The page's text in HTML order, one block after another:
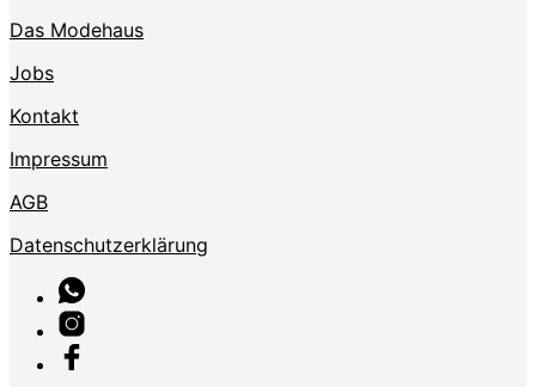
Das Modehaus
Jobs
Kontakt
Impressum
AGB
Datenschutzerklärung